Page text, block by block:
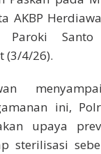
AKBP
Paroki Santo
(3/4/26).
ini,
upaya
sterilisasi